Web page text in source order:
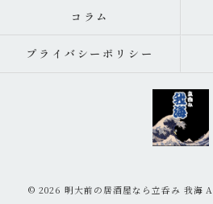
コラム
プライバシーポリシー
© 2026 明大前の居酒屋なら立呑み 我海